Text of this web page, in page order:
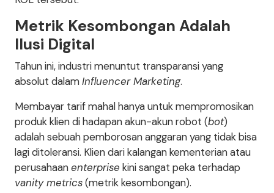
Metrik Kesombongan Adalah
Ilusi Digital
Tahun ini, industri menuntut transparansi yang
absolut dalamInfluencer Marketing.
Membayar tarif mahal hanya untuk mempromosikan
produk klien di hadapan akun-akun robot (bot)
adalah sebuah pemborosan anggaran yang tidak bisa
lagi ditoleransi. Klien dari kalangan kementerian atau
perusahaanenterprise kini sangat peka terhadap
vanity metrics(metrik kesombongan).